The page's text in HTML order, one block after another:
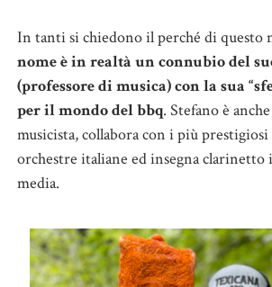
In tanti si chiedono il perché di questo
nome è in realtà un connubio del
(professore di musica) con la sua
per il mondo del bbq. Stefano è
musicista, collabora con i più
orchestre italiane ed insegna clarinetto
media.